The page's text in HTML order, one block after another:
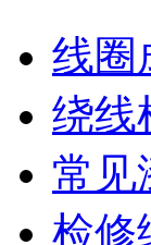
线圈
绕线
常见
检修